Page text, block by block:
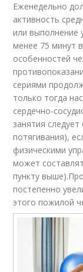
Еженедельно
активность
или выполнение
менее 75 минут
особенностей
сериями
только тогда
сердечно-
занятия
потягивания),
физическими
может
пункту
постепенно
этого пожилой